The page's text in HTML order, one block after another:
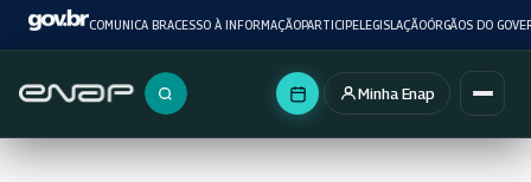
COMUNICA BRACESSO À INFORMAÇÃOPARTICIPELEGISLAÇÃOÓRGÃOS DO
Buscar no portal
Minha Enap